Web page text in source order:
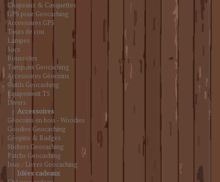
Chapeaux & Casquettes
GPS pour Geocaching
Accessoires GPS
Tours de cou
Lampes
Sacs
Boussoles
Tampons Geocaching
Accessoires Géocoins
Outils Geocaching
Équipement T5
Divers
Accessoires
Géocoins en bois - Woodies
Goodies Geocaching
Géopins & Badges
Stickers Geocaching
Patchs Geocaching
Jeux / Livres Geocaching
Idées cadeaux